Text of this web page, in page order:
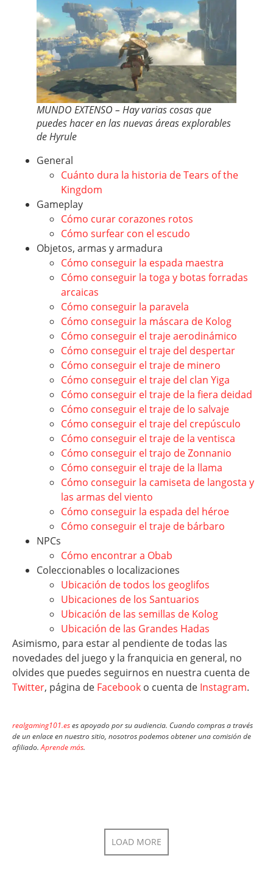
MUNDO EXTENSO – Hay varias cosas que
puedes hacer en las nuevas áreas explorables
de Hyrule
General
Cuánto dura la historia de Tears of the
Kingdom
Gameplay
Cómo curar corazones rotos
Cómo surfear con el escudo
Objetos, armas y armadura
Cómo conseguir la espada maestra
Cómo conseguir la toga y botas forradas
arcaicas
Cómo conseguir la paravela
Cómo conseguir la máscara de Kolog
Cómo conseguir el traje aerodinámico
Cómo conseguir el traje del despertar
Cómo conseguir el traje de minero
Cómo conseguir el traje del clan Yiga
Cómo conseguir el traje de la fiera deidad
Cómo conseguir el traje de lo salvaje
Cómo conseguir el traje del crepúsculo
Cómo conseguir el traje de la ventisca
Cómo conseguir el trajo de Zonnanio
Cómo conseguir el traje de la llama
Cómo conseguir la camiseta de langosta y
las armas del viento
Cómo conseguir la espada del héroe
Cómo conseguir el traje de bárbaro
NPCs
Cómo encontrar a Obab
Coleccionables o localizaciones
Ubicación de todos los geoglifos
Ubicaciones de los Santuarios
Ubicación de las semillas de Kolog
Ubicación de las Grandes Hadas
Asimismo, para estar al pendiente de todas las
novedades del juego y la franquicia en general, no
olvides que puedes seguirnos en nuestra cuenta de
Twitter, página de Facebook o cuenta de Instagram.
realgaming101.eses apoyado por su audiencia. Cuando compras a través
de un enlace en nuestro sitio, nosotros podemos obtener una comisión de
afiliado.Aprende más.
LOAD MORE